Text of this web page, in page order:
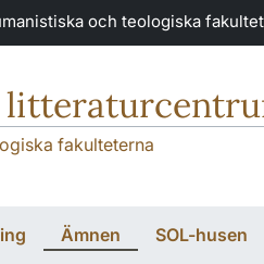
och teologiska
fakulteterna
Ämnen SOL-husen